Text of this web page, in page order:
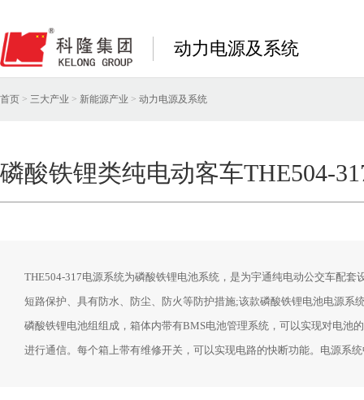
动力电源及系统
首页 > 三大产业 > 新能源产业 > 动力电源及系统
磷酸铁锂类纯电动客车THE504-
THE504-317电源系统为磷酸铁锂电池系统，是为宇通纯电动公交车配套
短路保护、具有防水、防尘、防火等防护措施;该款磷酸铁锂电池电源系
磷酸铁锂电池组组成，箱体内带有BMS电池管理系统，可以实现对电池
进行通信。每个箱上带有维修开关，可以实现电路的快断功能。电源系